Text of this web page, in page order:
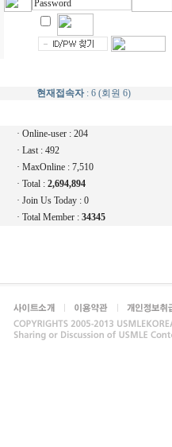
현재접속자: 6 (회원 6)
· Online-user : 204
· Last : 492
· MaxOnline : 7,510
· Total : 2,694,894
· Join Us Today : 0
· Total Member : 34345